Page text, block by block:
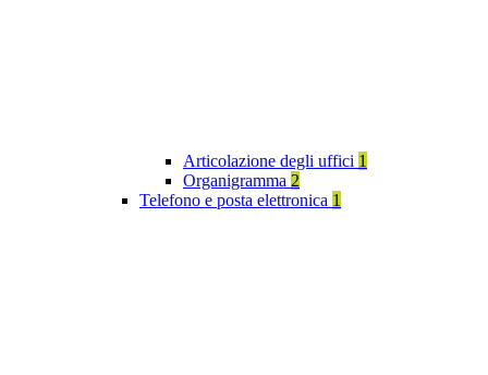
Articolazione degli uffici 1
Organigramma 2
Telefono e posta elettronica 1